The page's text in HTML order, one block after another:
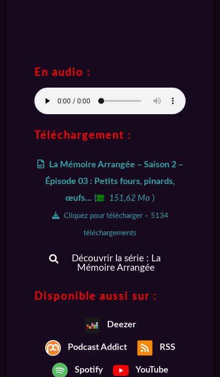
En audio :
Téléchargement :
La Mémoire Arrangée – Saison 2 –
Épisode 03 : Petits fours, pinards,
œufs… ( 151,62 Mo )
Cliquez pour télécharger – 5134
téléchargements
Découvrir la série : La
Mémoire Arrangée
Disponible aussi sur :
Deezer
Podcast Addict RSS
Spotify YouTube